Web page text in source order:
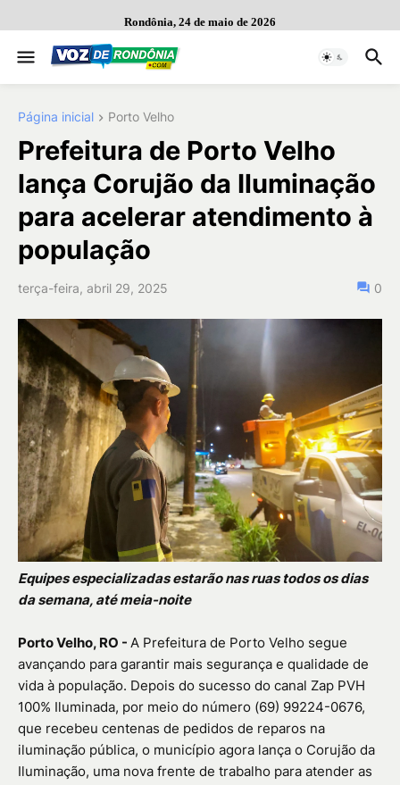
Rondônia, 24 de maio de 2026
Página inicial Porto Velho
Prefeitura de Porto Velho
lança Corujão da Iluminação
para acelerar atendimento à
população
terça-feira, abril 29, 2025 0
Equipes especializadas estarão nas ruas todos os dias
da semana, até meia-noite
Porto Velho, RO - A Prefeitura de Porto Velho segue
avançando para garantir mais segurança e qualidade de
vida à população. Depois do sucesso do canal Zap PVH
100% Iluminada, por meio do número (69) 99224-0676,
que recebeu centenas de pedidos de reparos na
iluminação pública, o município agora lança o Corujão da
Iluminação, uma nova frente de trabalho para atender as